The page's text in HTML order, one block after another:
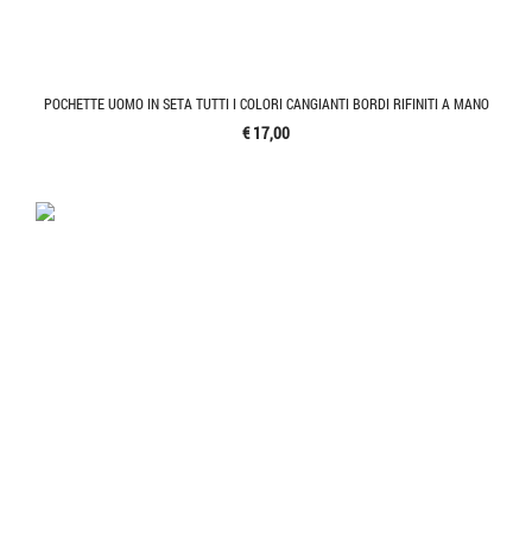
POCHETTE UOMO IN SETA TUTTI I COLORI CANGIANTI BORDI RIFINITI A MANO
€ 17,00